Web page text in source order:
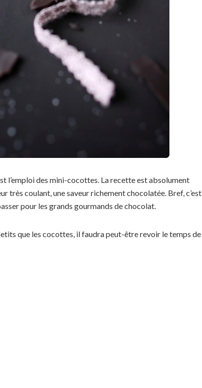
l’emploi des mini-cocottes. La recette est absolument
très coulant, une saveur richement chocolatée. Bref, c’est
pour les grands gourmands de chocolat.
que les cocottes, il faudra peut-être revoir le temps de